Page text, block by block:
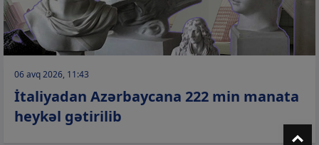
06 avq 2026, 11:43
İtaliyadan Azərbaycana 222 min manata
heykəl gətirilib